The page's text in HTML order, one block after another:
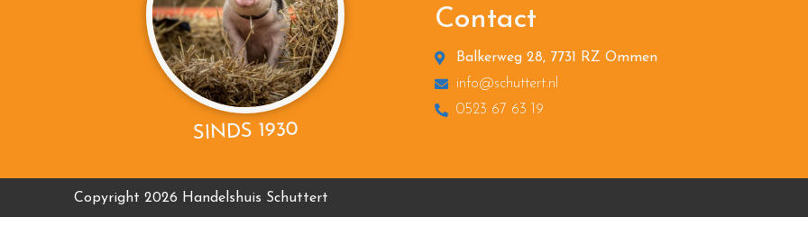
SINDS 1930
Contact
Balkerweg 28, 7731 RZ Ommen
info@schuttert.nl
0523 67 63 19
Copyright 2026 Handelshuis Schuttert